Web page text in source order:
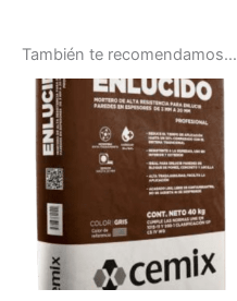
También te recomendamos…